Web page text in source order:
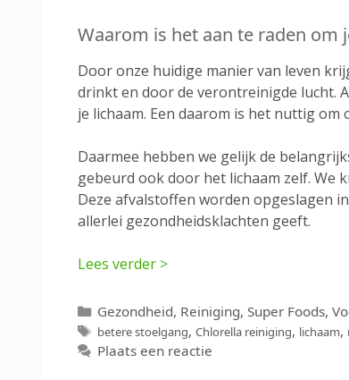
Waarom is het aan te raden om
Door onze huidige manier van leven
drinkt en door de verontreinigde lucht.
je lichaam. Een daarom is het nuttig
Daarmee hebben we gelijk de
gebeurd ook door het lichaam zelf. We
Deze afvalstoffen worden opgeslagen
allerlei gezondheidsklachten geeft.
Lees verder >
Categorieën
Gezondheid, Reiniging, Super Foods,
Tags
betere stoelgang,Chlorella reiniging, lichaam,
Plaats een reactie